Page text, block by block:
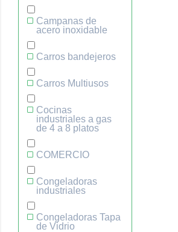
Campanas de
acero inoxidable
Carros bandejeros
Carros Multiusos
Cocinas
industriales a gas
de 4 a 8 platos
COMERCIO
Congeladoras
industriales
Congeladoras Tapa
de Vidrio